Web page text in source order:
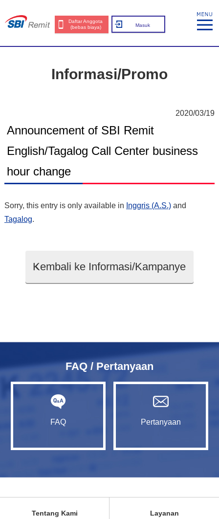
Daftar Anggota
(bebas biaya)
Masuk
Informasi/Promo
2020/03/19
Announcement of SBI Remit
English/Tagalog Call Center business
hour change
Sorry, this entry is only available in Inggris (A.S.)and
Tagalog.
Kembali ke Informasi/Kampanye
FAQ / Pertanyaan
FAQ Pertanyaan
Tentang Kami Layanan